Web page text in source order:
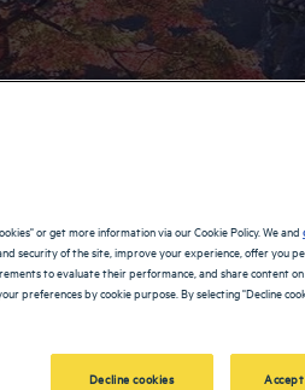
del Sud
DESTINAZIONE
or get more information via our Cookie Policy. We and
security of the site, improve your experience, offer you
to evaluate their performance, and share content
preferences by cookie purpose. By selecting "Decline
Decline cookies